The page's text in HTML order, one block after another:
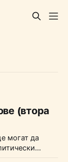
(втора
могат да